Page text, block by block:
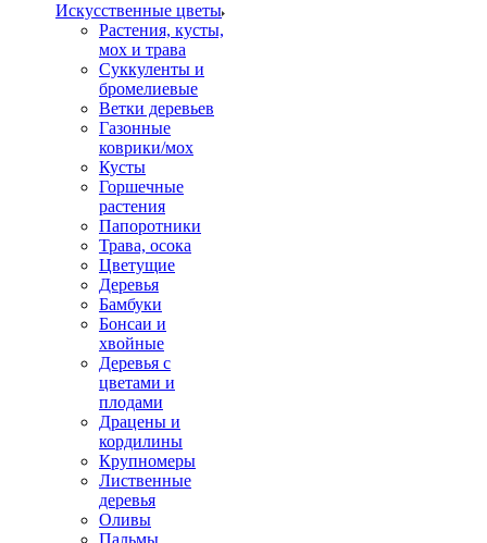
Искусственные цветы
Растения, кусты,
мох и трава
Суккуленты и
бромелиевые
Ветки деревьев
Газонные
коврики/мох
Кусты
Горшечные
растения
Папоротники
Трава, осока
Цветущие
Деревья
Бамбуки
Бонсаи и
хвойные
Деревья с
цветами и
плодами
Драцены и
кордилины
Крупномеры
Лиственные
деревья
Оливы
Пальмы